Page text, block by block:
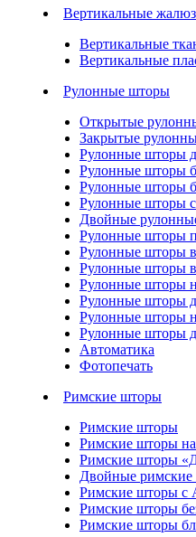
Вертикальные
Вертикальные
Вертикальные
Рулонные шторы
Открытые
Закрытые
Рулонные шторы
Рулонные шторы
Рулонные шторы
Рулонные шторы
Двойные
Рулонные шторы
Рулонные шторы
Рулонные шторы
Рулонные шторы
Рулонные шторы
Рулонные шторы
Рулонные шторы
Автоматика
Фотопечать
Римские шторы
Римские шторы
Римские шторы на
Римские шторы
Двойные
Римские шторы с
Римские шторы
Римские шторы